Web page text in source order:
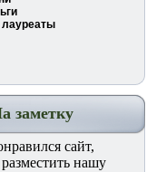
лауреаты
заметку
сайт,
нашу